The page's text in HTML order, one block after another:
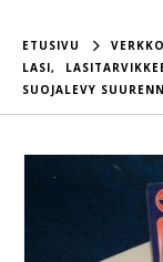
ETUSIVU
LASI,
SUOJALEVY